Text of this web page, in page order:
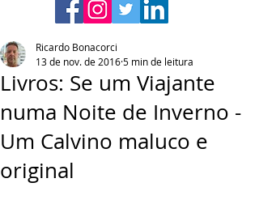
Livros: Se um Viajante
numa Noite de Inverno -
Um Calvino maluco e
original
Ricardo Bonacorci
13 de nov. de 20165 min de leitura